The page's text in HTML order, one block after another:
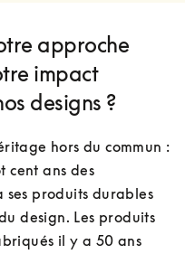
approche
impact
designs ?
hors du commun :
cent ans des
ses produits durables
design. Les produits
il y a 50 ans